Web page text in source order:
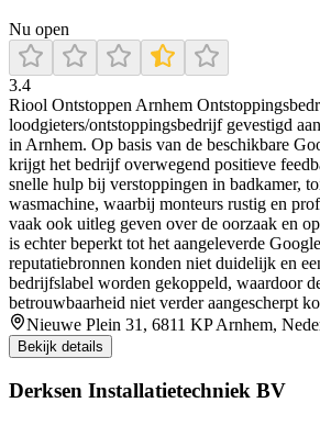
Nu open
3.4
Riool Ontstoppen Arnhem
loodgieters/ontstoppingsbedrijf gevestigd
in Arnhem. Op basis van de beschikbare
krijgt het bedrijf overwegend positieve
snelle hulp bij verstoppingen in badkamer,
wasmachine, waarbij monteurs rustig en
vaak ook uitleg geven over de oorzaak en
is echter beperkt tot het aangeleverde
reputatiebronnen konden niet duidelijk en
bedrijfslabel worden gekoppeld, waardoor
betrouwbaarheid niet verder aangescherpt
Nieuwe Plein 31, 6811 KP Arnhem,
Bekijk details
Derksen Installatietechniek BV